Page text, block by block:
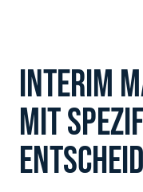
INTERIM
MIT